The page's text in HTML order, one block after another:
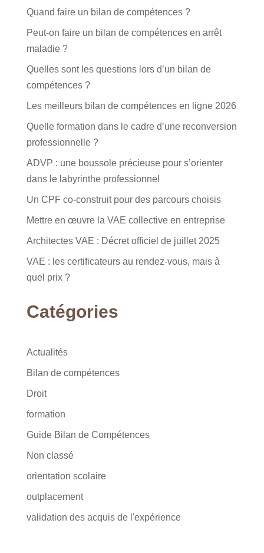
Quand faire un bilan de compétences ?
Peut-on faire un bilan de compétences en arrêt
maladie ?
Quelles sont les questions lors d’un bilan de
compétences ?
Les meilleurs bilan de compétences en ligne 2026
Quelle formation dans le cadre d’une reconversion
professionnelle ?
ADVP : une boussole précieuse pour s’orienter
dans le labyrinthe professionnel
Un CPF co-construit pour des parcours choisis
Mettre en œuvre la VAE collective en entreprise
Architectes VAE : Décret officiel de juillet 2025
VAE : les certificateurs au rendez-vous, mais à
quel prix ?
Catégories
Actualités
Bilan de compétences
Droit
formation
Guide Bilan de Compétences
Non classé
orientation scolaire
outplacement
validation des acquis de l'expérience